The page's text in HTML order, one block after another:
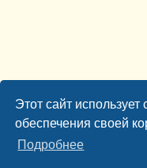
Этот сайт использует
обеспечения своей
Подробнее